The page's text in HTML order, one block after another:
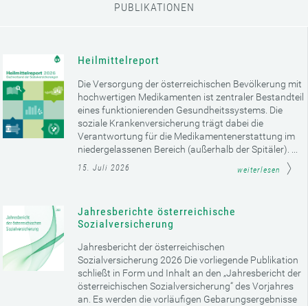
PUBLIKATIONEN
Heilmittelreport
Die Versorgung der österreichischen Bevölkerung mit
hochwertigen Medikamenten ist zentraler Bestandteil
eines funktionierenden Gesundheitssystems. Die
soziale Krankenversicherung trägt dabei die
Verantwortung für die Medikamentenerstattung im
niedergelassenen Bereich (außerhalb der Spitäler). ...
15. Juli 2026 weiterlesen
Jahresberichte österreichische
Sozialversicherung
Jahresbericht der österreichischen
Sozialversicherung 2026 Die vorliegende Publikation
schließt in Form und Inhalt an den „Jahresbericht der
österreichischen Sozialversicherung“ des Vorjahres
an. Es werden die vorläufigen Gebarungsergebnisse